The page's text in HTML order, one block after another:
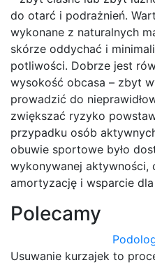
do otarć i podrażnień.
wykonane z naturalnych
skórze oddychać i
potliwości. Dobrze jest
wysokość obcasa – zbyt
prowadzić do
zwiększać ryzyko
przypadku osób
obuwie sportowe było
wykonywanej aktywności,
amortyzację i wsparcie
Polecamy
Usuwanie kurzajek to